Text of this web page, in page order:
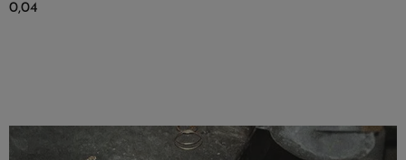
0,04